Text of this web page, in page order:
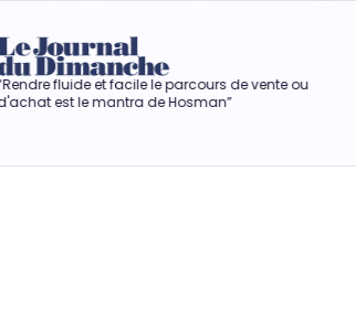
facile le parcours de vente ou
de Hosman”
“Hosman